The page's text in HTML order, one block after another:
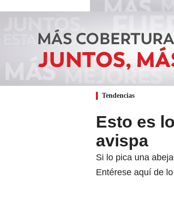
Tendencias
Esto es
avispa
Si lo pica una
Entérese aquí de